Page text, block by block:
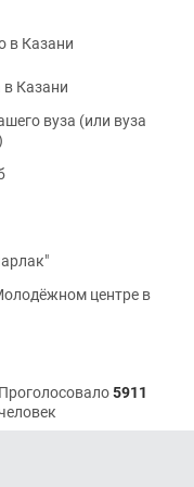
в Казани
Казани
вуза (или вуза
центре в
Проголосовало5911